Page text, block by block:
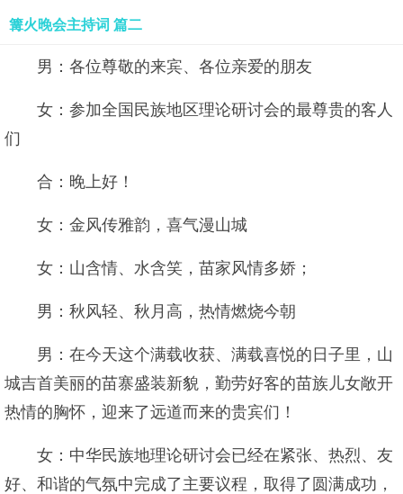
篝火晚会主持词 篇二
男：各位尊敬的来宾、各位亲爱的朋友
女：参加全国民族地区理论研讨会的最尊贵的客人
们
合：晚上好！
女：金风传雅韵，喜气漫山城
女：山含情、水含笑，苗家风情多娇；
男：秋风轻、秋月高，热情燃烧今朝
男：在今天这个满载收获、满载喜悦的日子里，山
城吉首美丽的苗寨盛装新貌，勤劳好客的苗族儿女敞开
热情的胸怀，迎来了远道而来的贵宾们！
女：中华民族地理论研讨会已经在紧张、热烈、友
好、和谐的气氛中完成了主要议程，取得了圆满成功，